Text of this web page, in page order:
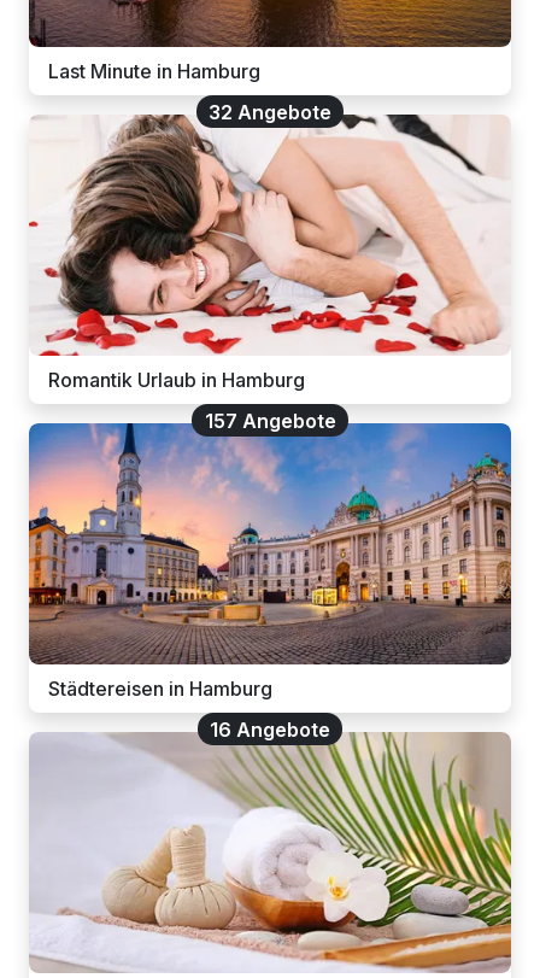
Last Minute in Hamburg
32 Angebote
Romantik Urlaub in Hamburg
157 Angebote
Städtereisen in Hamburg
16 Angebote